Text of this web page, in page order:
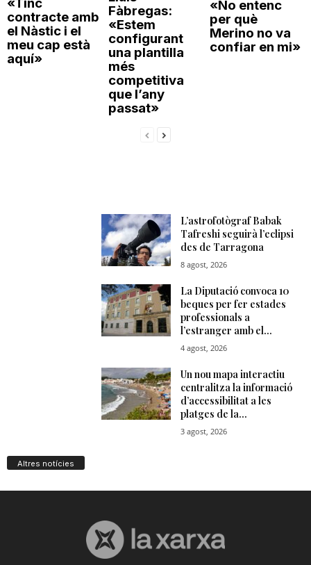
contracte amb
el Nàstic i el
meu cap està
aquí»
Fàbregas:
«Estem
configurant
una plantilla
més
competitiva
que l’any
passat»
«No entenc
per què
Merino no va
confiar en mi»
Altres notícies